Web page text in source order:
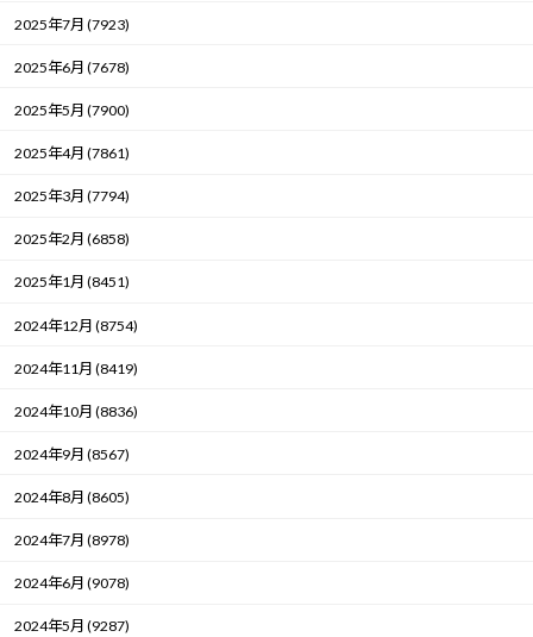
2025年7月 (7923)
2025年6月 (7678)
2025年5月 (7900)
2025年4月 (7861)
2025年3月 (7794)
2025年2月 (6858)
2025年1月 (8451)
2024年12月 (8754)
2024年11月 (8419)
2024年10月 (8836)
2024年9月 (8567)
2024年8月 (8605)
2024年7月 (8978)
2024年6月 (9078)
2024年5月 (9287)